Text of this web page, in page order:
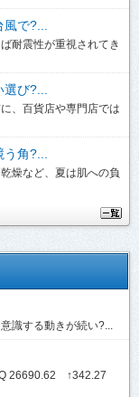
で?...
耐震性が重視されてき
び?...
、百貨店や専門店では
角?...
燥など、夏は肌への負
識する動きが続い?...
26690.62 ↑342.27